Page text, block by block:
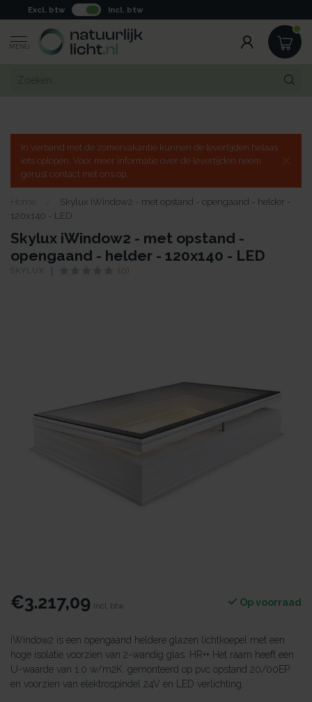
Excl. btw Incl. btw
MENU
In verband met de zomervakantie kunnen de levertijden helaas
iets oplopen. Voor meer informatie over de levertijden neem
gerust contact met ons op.
Home
Skylux iWindow2 - met opstand - opengaand - helder -
120x140 - LED
Skylux iWindow2 - met opstand -
opengaand - helder - 120x140 - LED
SKYLUX (0)
€3.217,09 Incl. btw Op voorraad
iWindow2 is een opengaand heldere glazen lichtkoepel met een
hoge isolatie voorzien van 2-wandig glas. HR++ Het raam heeft een
U-waarde van 1.0 w/m2K. gemonteerd op pvc opstand 20/00EP
en voorzien van elektrospindel 24V en LED verlichting.